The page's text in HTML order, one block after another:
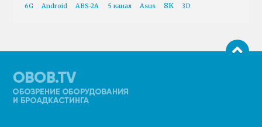
6G
Android ABS-2A 5 канал Asus 8K 3D